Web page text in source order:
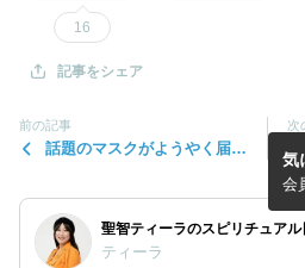
16
記事をシェア
前の記事
話題のマスクがようやく届き
次
聖智ティーラのスピリチュアル
ティーラ
気
会